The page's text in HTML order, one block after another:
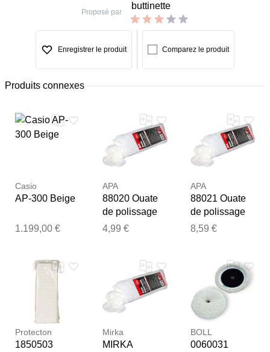
Proposé par
buttinette
Enregistrer le produit Comparez le produit
Produits connexes
Casio
AP-300 Beige
1.199,00 €
APA
88020 Ouate
de polissage
4,99 €
APA
88021 Ouate
de polissage
8,59 €
Protecton
1850503
Mirka
MIRKA
BOLL
0060031
examiner vos commentaires
avant de les publier.